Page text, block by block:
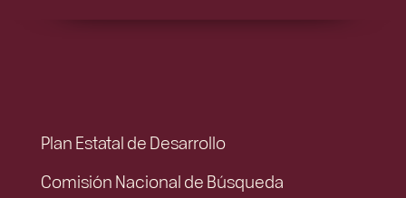
Plan Estatal de Desarrollo
Comisión Nacional de Búsqueda